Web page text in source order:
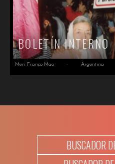
BOLETÍN INTERNO
Meri Franco Mao · Argentina
BUSCADOR